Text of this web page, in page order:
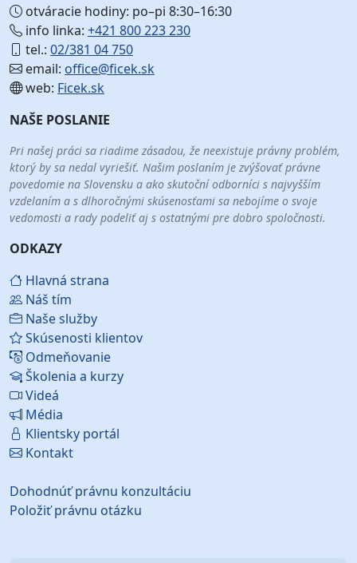
otváracie hodiny: po–pi 8:30–16:30
info linka: +421 800 223 230
tel.: 02/381 04 750
email: office@ficek.sk
web: Ficek.sk
NAŠE POSLANIE
Pri našej práci sa riadime zásadou, že neexistuje právny problém,
ktorý by sa nedal vyriešiť. Našim poslaním je zvýšovať právne
povedomie na Slovensku a ako skutoční odborníci s najvyšším
vzdelaním a s dlhoročnými skúsenosťami sa nebojíme o svoje
vedomosti a rady podeliť aj s ostatnými pre dobro spoločnosti.
ODKAZY
Hlavná strana
Náš tím
Naše služby
Skúsenosti klientov
Odmeňovanie
Školenia a kurzy
Videá
Média
Klientsky portál
Kontakt
Dohodnúť právnu konzultáciu
Položiť právnu otázku